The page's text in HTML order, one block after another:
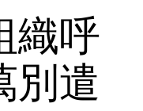
織呼
別遣